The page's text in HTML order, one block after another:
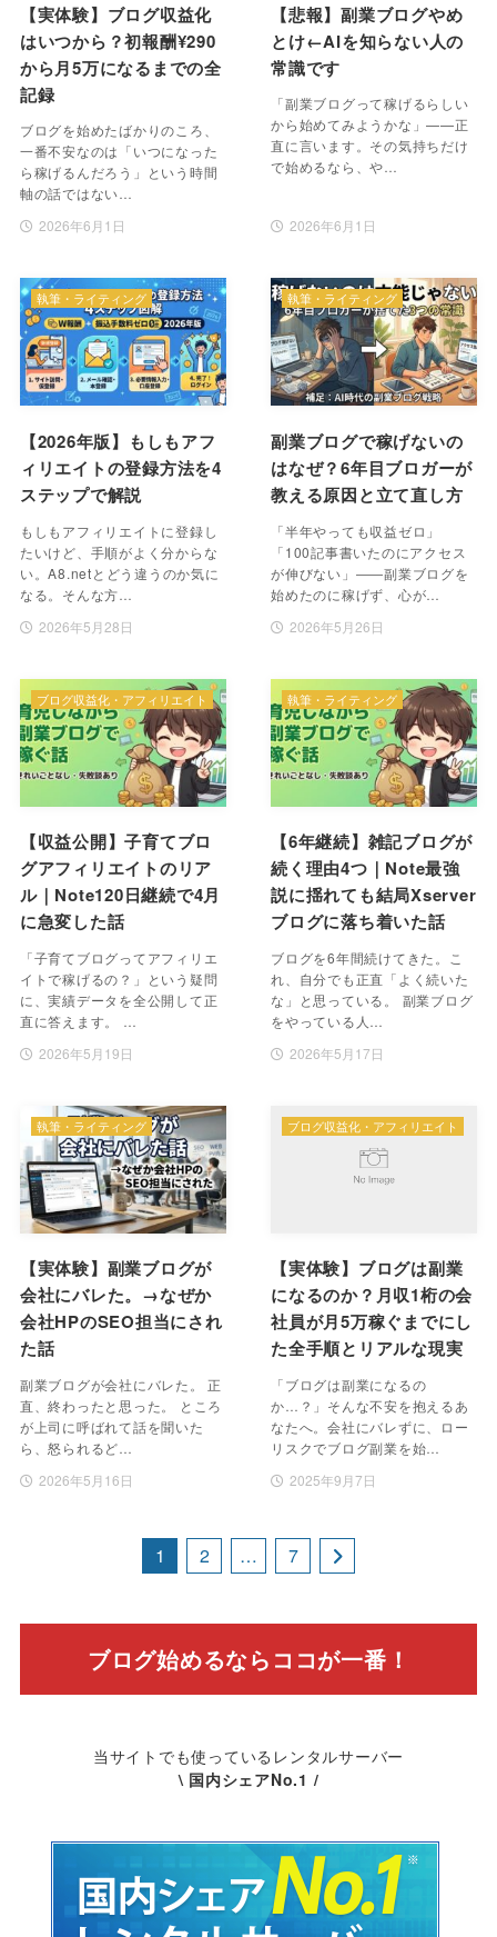
【実体験】ブログ収益化
はいつから？初報酬¥290
から月5万になるまでの全
記録
ブログを始めたばかりのころ、
一番不安なのは「いつになった
ら稼げるんだろう」という時間
軸の話ではない…
2026年6月1日
【悲報】副業ブログやめ
とけ←AIを知らない人の
常識です
「副業ブログって稼げるらしい
から始めてみようかな」——正
直に言います。その気持ちだけ
で始めるなら、や…
2026年6月1日
【2026年版】もしもアフ
ィリエイトの登録方法を4
ステップで解説
もしもアフィリエイトに登録し
たいけど、手順がよく分からな
い。A8.netとどう違うのか気に
なる。そんな方…
2026年5月28日
執筆・ライティング
副業ブログで稼げないの
はなぜ？6年目ブロガーが
教える原因と立て直し方
「半年やっても収益ゼロ」
「100記事書いたのにアクセス
が伸びない」――副業ブログを
始めたのに稼げず、心が…
2026年5月26日
執筆・ライティング
【収益公開】子育てブロ
グアフィリエイトのリア
ル｜Note120日継続で4月
に急変した話
「子育てブログってアフィリエ
イトで稼げるの？」という疑問
に、実績データを全公開して正
直に答えます。 …
2026年5月19日
ブログ収益化・アフィリエイト
【6年継続】雑記ブログが
続く理由4つ｜Note最強
説に揺れても結局Xserver
ブログに落ち着いた話
ブログを6年間続けてきた。こ
れ、自分でも正直「よく続いた
な」と思っている。 副業ブログ
をやっている人…
2026年5月17日
執筆・ライティング
【実体験】副業ブログが
会社にバレた。→なぜか
会社HPのSEO担当にされ
た話
副業ブログが会社にバレた。 正
直、終わったと思った。 ところ
が上司に呼ばれて話を聞いた
ら、怒られるど…
2026年5月16日
執筆・ライティング
【実体験】ブログは副業
になるのか？月収1桁の会
社員が月5万稼ぐまでにし
た全手順とリアルな現実
「ブログは副業になるの
か…？」そんな不安を抱えるあ
なたへ。会社にバレずに、ロー
リスクでブログ副業を始…
2025年9月7日
ブログ収益化・アフィリエイト
1 2 … 7
ブログ始めるならココが一番！
当サイトでも使っているレンタルサーバー
\ 国内シェアNo.1 /